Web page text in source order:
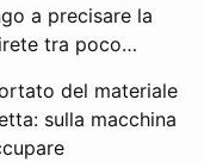
a precisare la
tra poco…
del materiale
sulla macchina